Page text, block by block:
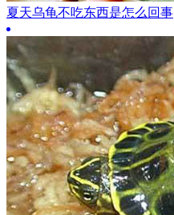
夏天乌龟不吃东西是怎么回事